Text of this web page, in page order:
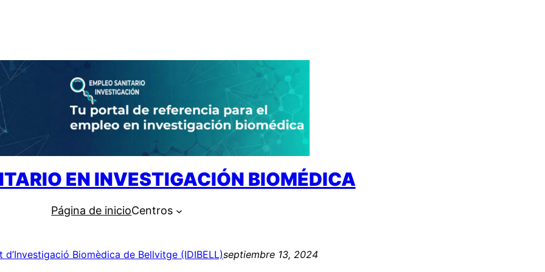
EN INVESTIGACIÓN BIOMÉDICA
Página de inicioCentros
d’Investigació Biomèdica de Bellvitge (IDIBELL)septiembre 13, 2024